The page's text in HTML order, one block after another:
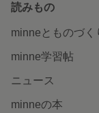
読みもの
minneとものづく
minne学習帖
ニュース
minneの本